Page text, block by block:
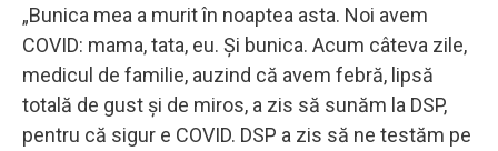
„Bunica mea a murit în noaptea asta. Noi avem
COVID: mama, tata, eu. Şi bunica. Acum câteva zile,
medicul de familie, auzind că avem febră, lipsă
totală de gust şi de miros, a zis să sunăm la DSP,
pentru că sigur e COVID. DSP a zis să ne testăm pe